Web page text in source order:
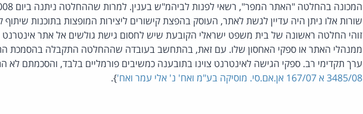
זוהי החלטה ראשונה של בית משפט ישראלי הקובעת שיש לחסום גישת גולשים אל אתר
ממנהלי האתר או ספקי האחסון שלו. עם זאת, בהתחשב בעובדה שההחלטה התקבלה בהסמכת
ערך תקדימי רב. ספקי הגישה לאינטרנט צוינו בתובענה כמשיבים פורמליים בלבד, והסכמתם
3485/08 א 167/07 אן.אם.סי. מוסיקה בע"מ ואח' נ' אלי עמר ואח'
}.